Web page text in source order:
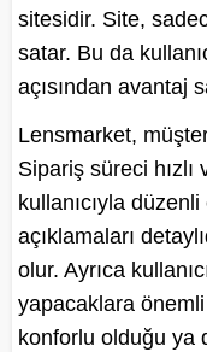
sitesidir. Site,
satar. Bu da
açısından avantaj
Lensmarket,
Sipariş süreci hızlı
kullanıcıyla
açıklamaları
olur. Ayrıca
yapacaklara
konforlu olduğu ya